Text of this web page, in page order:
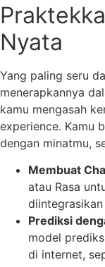
Nyata
Yang paling seru
menerapkannya
kamu mengasah
experience. Kamu
dengan minatmu,
Membuat
atau Rasa
Prediksi
model
di internet,